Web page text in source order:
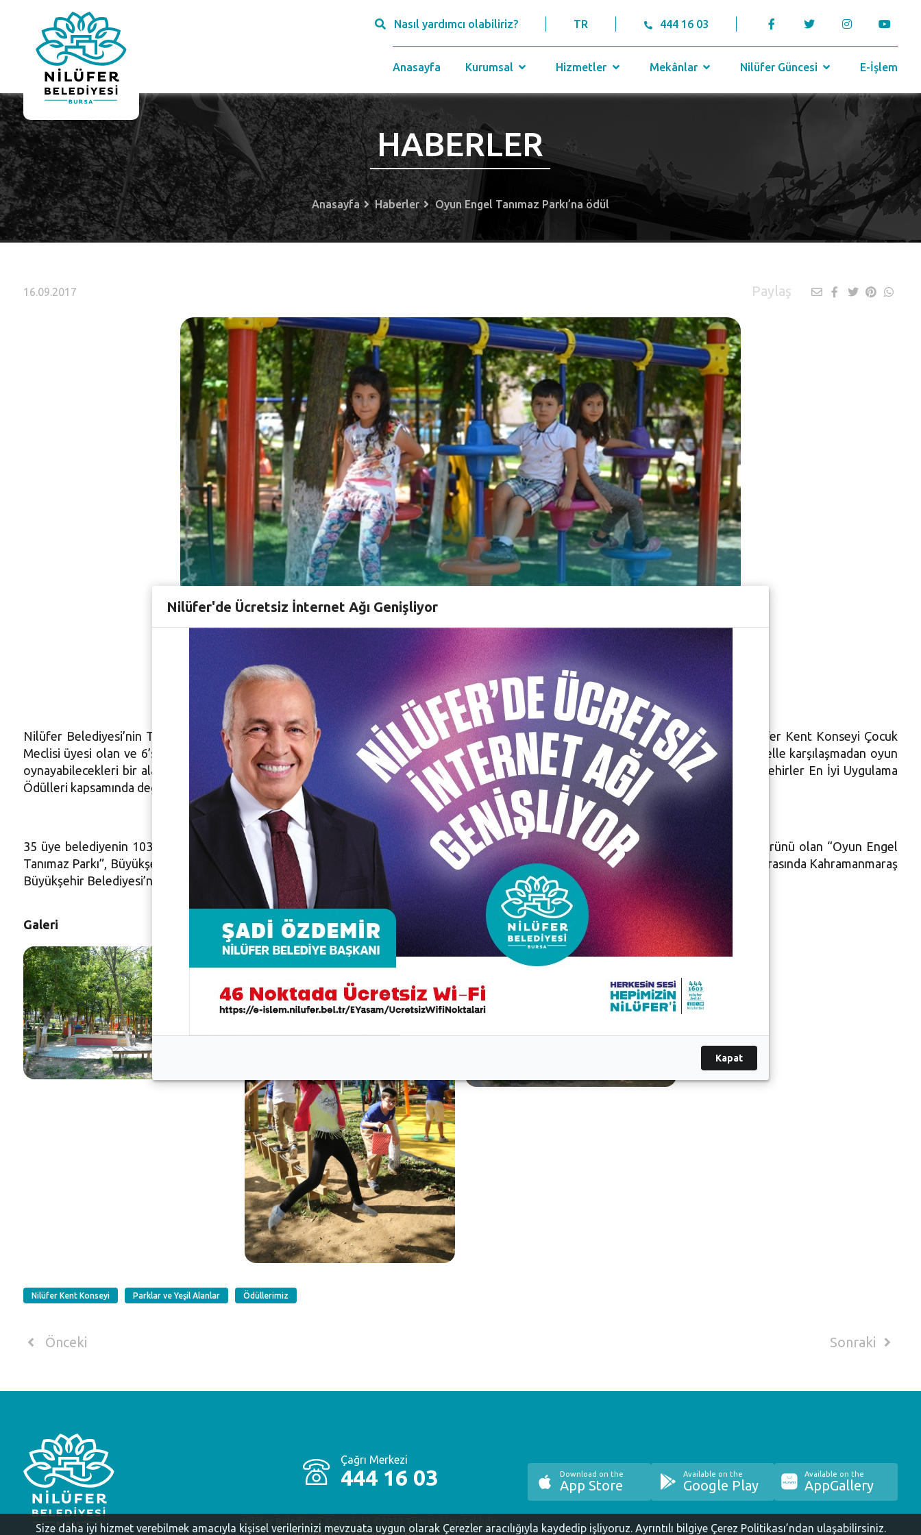
Nasıl yardımcı olabiliriz? TR 444 16 03
Anasayfa Kurumsal Hizmetler Mekânlar Nilüfer Güncesi E-İşlem
HABERLER
Anasayfa Haberler Oyun Engel Tanımaz Parkı’na ödül
16.09.2017 Paylaş
Oyun Engel Tanımaz Parkı’na ödül
Nilüfer Belediyesi’nin Türkiye’ye örnek projesi olan “Oyun Engel Tanımaz Parkı”, Sağlıklı Kentler Birliği tarafından ödüllendirildi. Nilüfer Kent Konseyi Çocuk
Meclisi üyesi olan ve 6’sı engelli toplam 30 çocuğun önce eğitim alıp ardından birlikte tasarladığı park, engelli bireylerin de hiç bir engelle karşılaşmadan oyun
oynayabilecekleri bir alan. Açıldığı günden bu yana büyük ilgi gören “Oyun Engel Tanımaz Parkı”, Sağlıklı Kentler Birliği 2017 Sağlıklı Şehirler En İyi Uygulama
Ödülleri kapsamında değerlendirmeye alındı.
35 üye belediyenin 103 projeyle başvuruda bulunduğu yarışmada, jürinin değerlendirmeleri sonucu, Nilüfer Belediyesi’nin, demokrasi ürünü olan “Oyun Engel
Tanımaz Parkı”, Büyükşehir İlçe Belediyeleri Sosyal Sorumluluk Kategorisi’nde ödüle değer görüldü. Ödüller, 25-27 Ekim 2017 tarihleri arasında Kahramanmaraş
Büyükşehir Belediyesi’nin ev sahipliğinde gerçekleştirilecek konferansta sahiplerine verilecek.
Galeri
Nilüfer Kent Konseyi Parklar ve Yeşil Alanlar Ödüllerimiz
Önceki Sonraki
Çağrı Merkezi
444 16 03
Nilüfer Belediyesi. Copyright ©2020 Tüm Hakları Saklıdır.
Download on the
App Store
Available on the
Google Play
Available on the
AppGallery
Nilüfer'de Ücretsiz İnternet Ağı Genişliyor
Kapat
Size daha iyi hizmet verebilmek amacıyla kişisel verilerinizi mevzuata uygun olarak Çerezler aracılığıyla kaydedip işliyoruz. Ayrıntılı bilgiye Çerez Politikası’ndan ulaşabilirsiniz.